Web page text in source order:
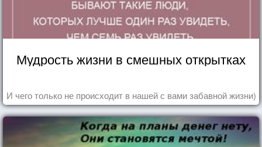
Мудрость жизни в смешных открытках
И чего только не происходит в нашей с вами забавной жизни)